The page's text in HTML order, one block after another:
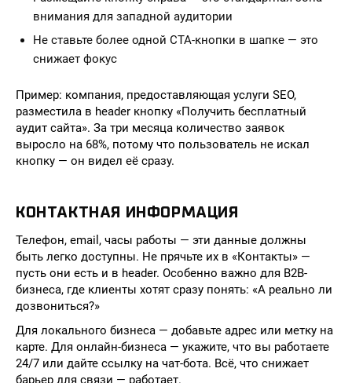
внимания для западной аудитории
Не ставьте более одной CTA-кнопки в шапке — это
снижает фокус
Пример: компания, предоставляющая услуги SEO,
разместила в header кнопку «Получить бесплатный
аудит сайта». За три месяца количество заявок
выросло на 68%, потому что пользователь не искал
кнопку — он видел её сразу.
КОНТАКТНАЯ ИНФОРМАЦИЯ
Телефон, email, часы работы — эти данные должны
быть легко доступны. Не прячьте их в «Контакты» —
пусть они есть и в header. Особенно важно для B2B-
бизнеса, где клиенты хотят сразу понять: «А реально ли
дозвониться?»
Для локального бизнеса — добавьте адрес или метку на
карте. Для онлайн-бизнеса — укажите, что вы работаете
24/7 или дайте ссылку на чат-бота. Всё, что снижает
барьер для связи — работает.